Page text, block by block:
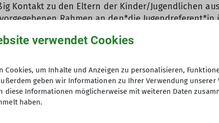
Kontakt zu den Eltern der Kinder/Jugendlichen
Rahmen an den*die
an den Grundsätzen und Bildungszielen der JDAV.
Jugendvollversammlung zur Wahl als Delegierte*r
verfügt über/hat
verwendet Cookies
Cookies, um Inhalte und Anzeigen zu personalisieren,
geben wir Informationen zu Ihrer Verwendung
diese Informationen möglicherweise mit weiteren Daten
haben.